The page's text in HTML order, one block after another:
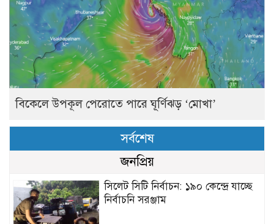
বিকেলে উপকূল পেরোতে পারে ঘূর্ণিঝড় ‘মোখা’
সর্বশেষ
জনপ্রিয়
সিলেট সিটি নির্বাচন: ১৯০ কেন্দ্রে যাচ্ছে
নির্বাচনি সরঞ্জাম